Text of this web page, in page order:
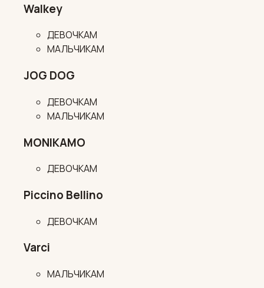
Walkey
ДЕВОЧКАМ
МАЛЬЧИКАМ
JOG DOG
ДЕВОЧКАМ
МАЛЬЧИКАМ
MONIKAMO
ДЕВОЧКАМ
Piccino Bellino
ДЕВОЧКАМ
Varci
МАЛЬЧИКАМ